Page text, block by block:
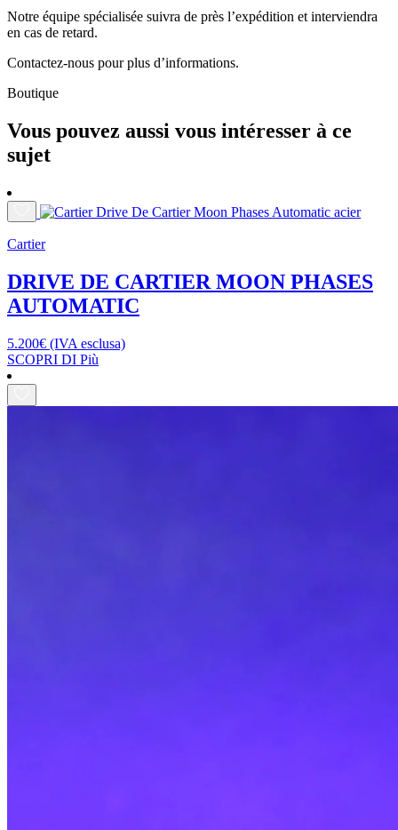
Notre équipe spécialisée suivra de près l’expédition et interviendra
en cas de retard.
Contactez-nous pour plus d’informations.
Boutique
Vous pouvez aussi vous intéresser à ce
sujet
Cartier
DRIVE DE CARTIER MOON PHASES
AUTOMATIC
5.200€ (IVA esclusa)
SCOPRI DI Più